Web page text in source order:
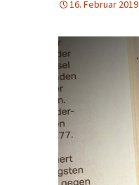
16. Februar 2019